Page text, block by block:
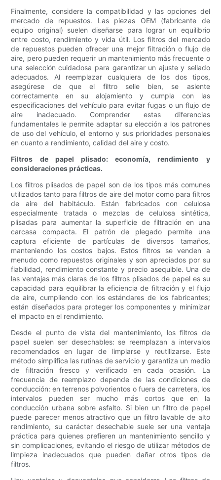
Finalmente, considere la compatibilidad y las opciones del
mercado de repuestos. Las piezas OEM (fabricante de
equipo original) suelen diseñarse para lograr un equilibrio
entre costo, rendimiento y vida útil. Los filtros del mercado
de repuestos pueden ofrecer una mejor filtración o flujo de
aire, pero pueden requerir un mantenimiento más frecuente o
una selección cuidadosa para garantizar un ajuste y sellado
adecuados. Al reemplazar cualquiera de los dos tipos,
asegúrese de que el filtro selle bien, se asiente
correctamente en su alojamiento y cumpla con las
especificaciones del vehículo para evitar fugas o un flujo de
aire inadecuado. Comprender estas diferencias
fundamentales le permite adaptar su elección a los patrones
de uso del vehículo, el entorno y sus prioridades personales
en cuanto a rendimiento, calidad del aire y costo.
Filtros de papel plisado: economía, rendimiento y
consideraciones prácticas.
Los filtros plisados ​​de papel son de los tipos más comunes
utilizados tanto para filtros de aire del motor como para filtros
de aire del habitáculo. Están fabricados con celulosa
especialmente tratada o mezclas de celulosa sintética,
plisadas para aumentar la superficie de filtración en una
carcasa compacta. El patrón de plegado permite una
captura eficiente de partículas de diversos tamaños,
manteniendo los costos bajos. Estos filtros se venden a
menudo como repuestos originales y son apreciados por su
fiabilidad, rendimiento constante y precio asequible. Una de
las ventajas más claras de los filtros plisados ​​de papel es su
capacidad para equilibrar la eficiencia de filtración y el flujo
de aire, cumpliendo con los estándares de los fabricantes;
están diseñados para proteger los componentes y minimizar
el impacto en el rendimiento.
Desde el punto de vista del mantenimiento, los filtros de
papel suelen ser desechables: se reemplazan a intervalos
recomendados en lugar de limpiarse y reutilizarse. Este
método simplifica las rutinas de servicio y garantiza un medio
de filtración fresco y verificado en cada ocasión. La
frecuencia de reemplazo depende de las condiciones de
conducción: en terrenos polvorientos o fuera de carretera, los
intervalos pueden ser mucho más cortos que en la
conducción urbana sobre asfalto. Si bien un filtro de papel
puede parecer menos atractivo que un filtro lavable de alto
rendimiento, su carácter desechable suele ser una ventaja
práctica para quienes prefieren un mantenimiento sencillo y
sin complicaciones, evitando el riesgo de utilizar métodos de
limpieza inadecuados que pueden dañar otros tipos de
filtros.